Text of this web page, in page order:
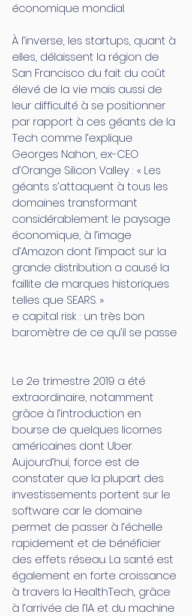
économique mondial.
À l’inverse, les startups, quant à
elles, délaissent la région de
San Francisco du fait du coût
élevé de la vie mais aussi de
leur difficulté à se positionner
par rapport à ces géants de la
Tech comme l’explique
Georges Nahon, ex-CEO
d’Orange Silicon Valley : « Les
géants s’attaquent à tous les
domaines transformant
considérablement le paysage
économique, à l’image
d’Amazon dont l’impact sur la
grande distribution a causé la
faillite de marques historiques
telles que SEARS. »
e capital risk : un très bon
baromètre de ce qu’il se passe
Le 2e trimestre 2019 a été
extraordinaire, notamment
grâce à l’introduction en
bourse de quelques licornes
américaines dont Uber.
Aujourd’hui, force est de
constater que la plupart des
investissements portent sur le
software car le domaine
permet de passer à l’échelle
rapidement et de bénéficier
des effets réseau. La santé est
également en forte croissance
à travers la HealthTech, grâce
à l’arrivée de l’IA et du machine